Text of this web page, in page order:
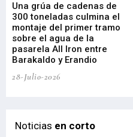
Una grúa de cadenas de
300 toneladas culmina el
montaje del primer tramo
sobre el agua de la
pasarela All Iron entre
Barakaldo y Erandio
28-Julio-2026
Noticias en corto